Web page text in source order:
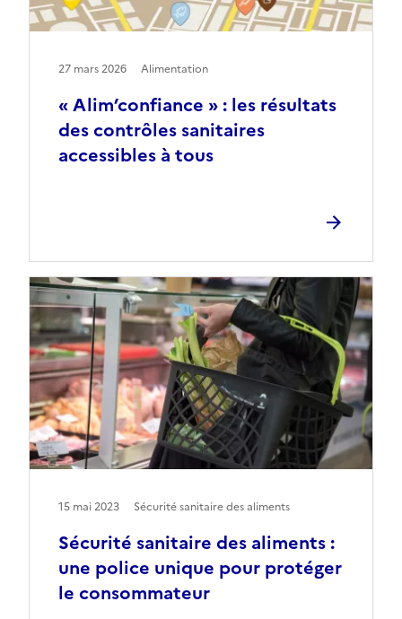
« Alim’confiance » : les résultats
des contrôles sanitaires
accessibles à tous
27 mars 2026 Alimentation
Sécurité sanitaire des aliments :
une police unique pour protéger
le consommateur
15 mai 2023 Sécurité sanitaire des aliments